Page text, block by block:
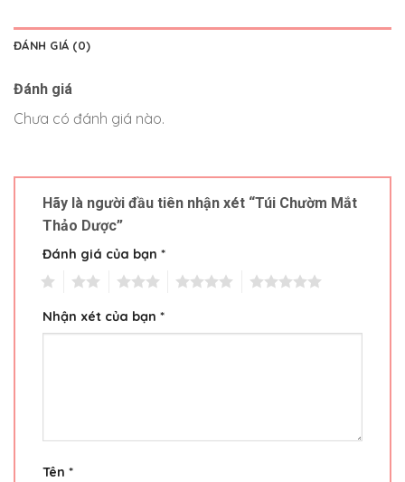
ĐÁNH GIÁ (0)
Đánh giá
Chưa có đánh giá nào.
Hãy là người đầu tiên nhận xét “Túi Chườm Mắt
Thảo Dược”
Đánh giá của bạn *
Nhận xét của bạn *
Tên *